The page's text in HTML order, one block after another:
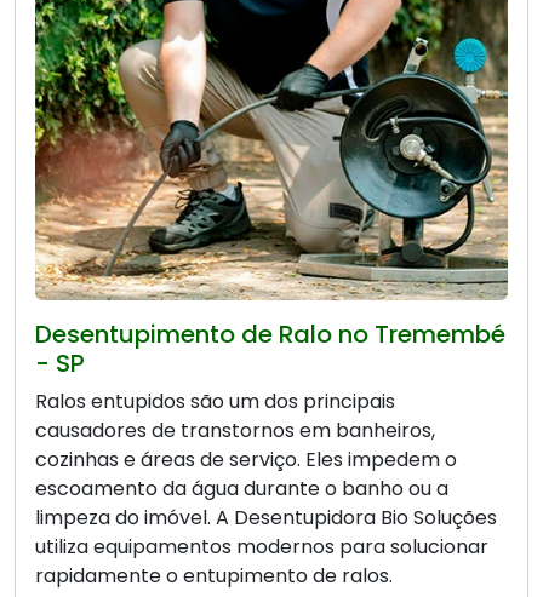
Desentupimento de Ralo no Tremembé
- SP
Ralos entupidos são um dos principais
causadores de transtornos em banheiros,
cozinhas e áreas de serviço. Eles impedem o
escoamento da água durante o banho ou a
limpeza do imóvel. A Desentupidora Bio Soluções
utiliza equipamentos modernos para solucionar
rapidamente o entupimento de ralos.